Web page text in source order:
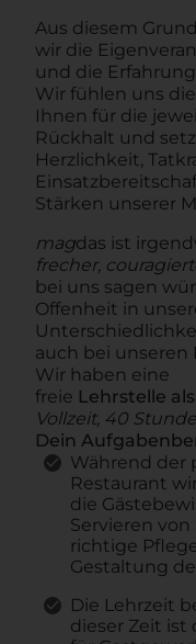
Aus diesem
wir die
und die
Wir fühlen uns
Ihnen für die
Rückhalt und
Herzlichkeit,
Stärken unserer
magdas ist
frecher,
bei uns sagen
Offenheit in
auch bei unseren
Wir haben eine
freie Lehrstelle als
Vollzeit, 40
Dein
Während der
Restaurant
die
Servieren
richtige
Gestaltung
Die Lehrzeit
dieser Zeit ist